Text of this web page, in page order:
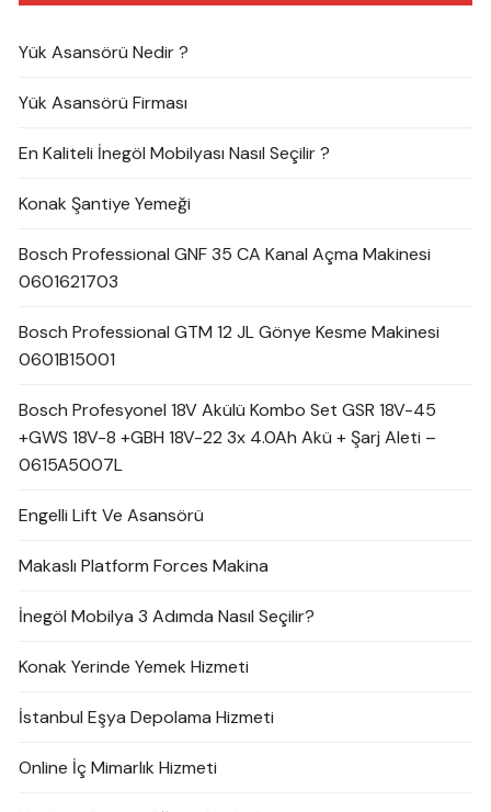
Yük Asansörü Nedir ?
Yük Asansörü Firması
En Kaliteli İnegöl Mobilyası Nasıl Seçilir ?
Konak Şantiye Yemeği
Bosch Professional GNF 35 CA Kanal Açma Makinesi
0601621703
Bosch Professional GTM 12 JL Gönye Kesme Makinesi
0601B15001
Bosch Profesyonel 18V Akülü Kombo Set GSR 18V-45
+GWS 18V-8 +GBH 18V-22 3x 4.0Ah Akü + Şarj Aleti –
0615A5007L
Engelli Lift Ve Asansörü
Makaslı Platform Forces Makina
İnegöl Mobilya 3 Adımda Nasıl Seçilir?
Konak Yerinde Yemek Hizmeti
İstanbul Eşya Depolama Hizmeti
Online İç Mimarlık Hizmeti